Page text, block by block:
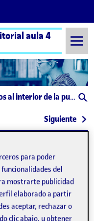
aula 4
interior de la publicación!
diseña una
Siguiente: 5.
4. ¡Vamos al interior de la
para poder
del
mostrarte publicidad
elaborado a partir
aceptar, rechazar o
clic abajo, u obtener